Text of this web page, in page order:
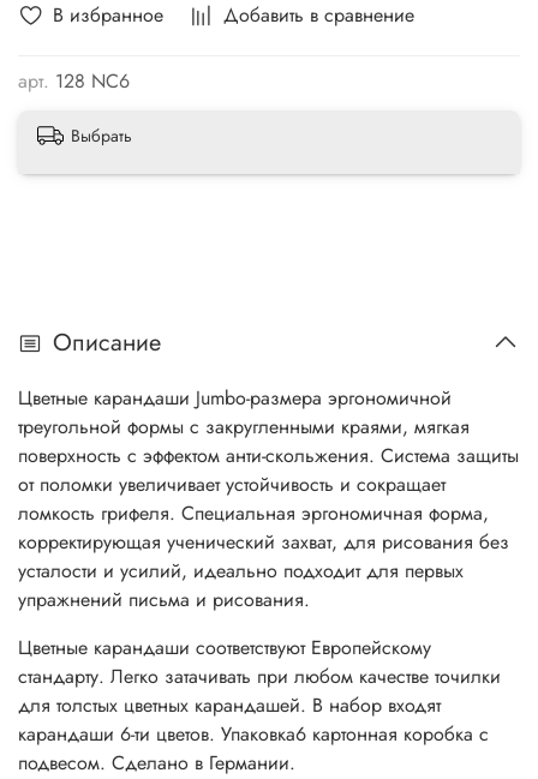
В избранное Добавить в сравнение
арт. 128 NC6
Выбрать
Описание
Цветные карандаши Jumbo-размера эргономичной
треугольной формы с закругленными краями, мягкая
поверхность с эффектом анти-скольжения. Система защиты
от поломки увеличивает устойчивость и сокращает
ломкость грифеля. Специальная эргономичная форма,
корректирующая ученический захват, для рисования без
усталости и усилий, идеально подходит для первых
упражнений письма и рисования.
Цветные карандаши соответствуют Европейскому
стандарту. Легко затачивать при любом качестве точилки
для толстых цветных карандашей. В набор входят
карандаши 6-ти цветов. Упаковка6 картонная коробка с
подвесом. Сделано в Германии.